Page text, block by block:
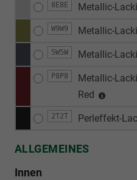
8E8E Metallic-
W9W9 Metallic-
5W5W Metallic-
P8P8
Metallic-
Red
2T2T Perleffekt-
ALLGEMEINES
Innen